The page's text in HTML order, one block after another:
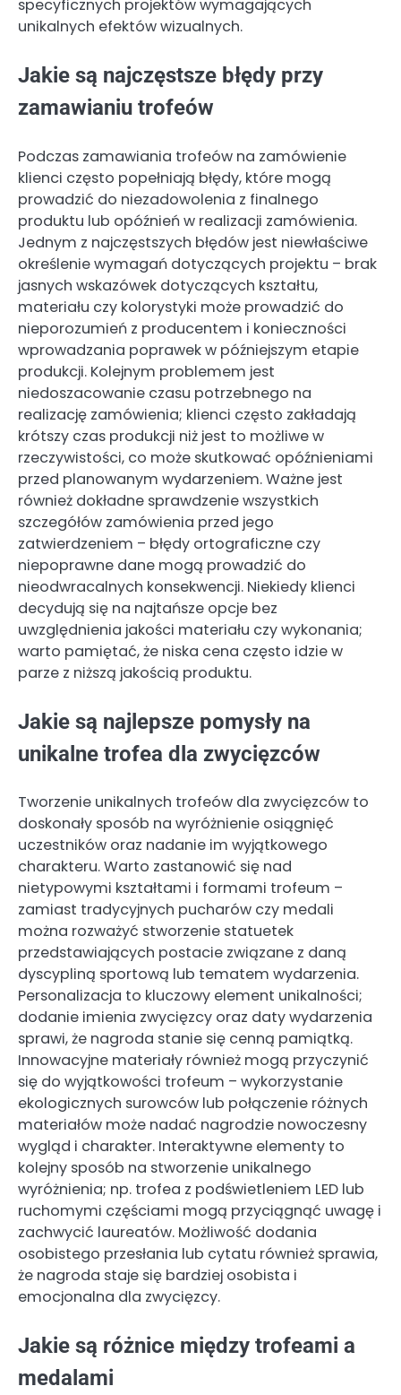
specyficznych projektów wymagających
unikalnych efektów wizualnych.
Jakie są najczęstsze błędy przy
zamawianiu trofeów
Podczas zamawiania trofeów na zamówienie
klienci często popełniają błędy, które mogą
prowadzić do niezadowolenia z finalnego
produktu lub opóźnień w realizacji zamówienia.
Jednym z najczęstszych błędów jest niewłaściwe
określenie wymagań dotyczących projektu – brak
jasnych wskazówek dotyczących kształtu,
materiału czy kolorystyki może prowadzić do
nieporozumień z producentem i konieczności
wprowadzania poprawek w późniejszym etapie
produkcji. Kolejnym problemem jest
niedoszacowanie czasu potrzebnego na
realizację zamówienia; klienci często zakładają
krótszy czas produkcji niż jest to możliwe w
rzeczywistości, co może skutkować opóźnieniami
przed planowanym wydarzeniem. Ważne jest
również dokładne sprawdzenie wszystkich
szczegółów zamówienia przed jego
zatwierdzeniem – błędy ortograficzne czy
niepoprawne dane mogą prowadzić do
nieodwracalnych konsekwencji. Niekiedy klienci
decydują się na najtańsze opcje bez
uwzględnienia jakości materiału czy wykonania;
warto pamiętać, że niska cena często idzie w
parze z niższą jakością produktu.
Jakie są najlepsze pomysły na
unikalne trofea dla zwycięzców
Tworzenie unikalnych trofeów dla zwycięzców to
doskonały sposób na wyróżnienie osiągnięć
uczestników oraz nadanie im wyjątkowego
charakteru. Warto zastanowić się nad
nietypowymi kształtami i formami trofeum –
zamiast tradycyjnych pucharów czy medali
można rozważyć stworzenie statuetek
przedstawiających postacie związane z daną
dyscypliną sportową lub tematem wydarzenia.
Personalizacja to kluczowy element unikalności;
dodanie imienia zwycięzcy oraz daty wydarzenia
sprawi, że nagroda stanie się cenną pamiątką.
Innowacyjne materiały również mogą przyczynić
się do wyjątkowości trofeum – wykorzystanie
ekologicznych surowców lub połączenie różnych
materiałów może nadać nagrodzie nowoczesny
wygląd i charakter. Interaktywne elementy to
kolejny sposób na stworzenie unikalnego
wyróżnienia; np. trofea z podświetleniem LED lub
ruchomymi częściami mogą przyciągnąć uwagę i
zachwycić laureatów. Możliwość dodania
osobistego przesłania lub cytatu również sprawia,
że nagroda staje się bardziej osobista i
emocjonalna dla zwycięzcy.
Jakie są różnice między trofeami a
medalami